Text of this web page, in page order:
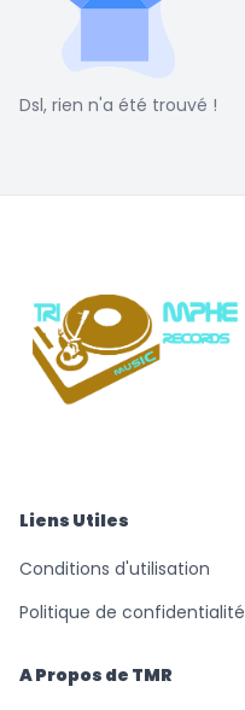
Dsl, rien n'a été trouvé !
Liens Utiles
Conditions d'utilisation
Politique de confidentialité
A Propos de TMR